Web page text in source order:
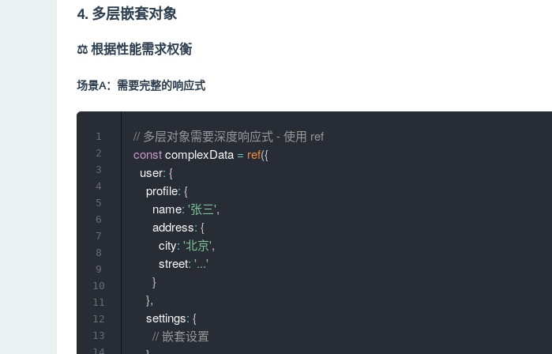
4. 多层嵌套对象
⚖️ 根据性能需求权衡
场景A：需要完整的响应式
// 多层对象需要深度响应式 - 使用 ref
const complexData = ref({
  user
: {
    profile
: {
      name
: '张三',
      address
: {
        city
: '北京',
        street
: '...'
}
},
    settings
: {
// 嵌套设置
1
2
3
4
5
6
7
8
9
10
11
12
13